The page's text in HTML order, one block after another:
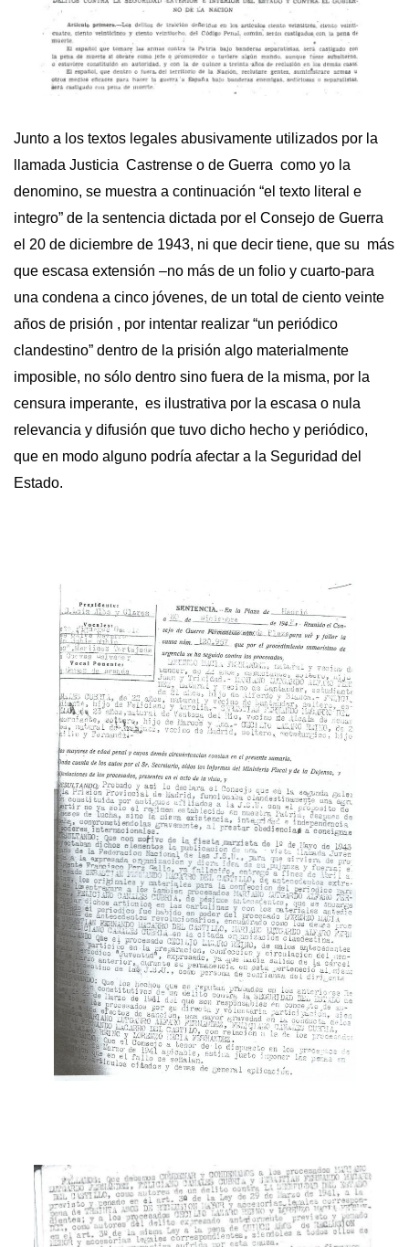
Junto a los textos legales abusivamente utilizados por la
llamada Justicia Castrense o de Guerra como yo la
denomino, se muestra a continuación “el texto literal e
integro” de la sentencia dictada por el Consejo de Guerra
el 20 de diciembre de 1943, ni que decir tiene, que su más
que escasa extensión –no más de un folio y cuarto-para
una condena a cinco jóvenes, de un total de ciento veinte
años de prisión , por intentar realizar “un periódico
clandestino” dentro de la prisión algo materialmente
imposible, no sólo dentro sino fuera de la misma, por la
censura imperante, es ilustrativa por la escasa o nula
relevancia y difusión que tuvo dicho hecho y periódico,
que en modo alguno podría afectar a la Seguridad del
Estado.